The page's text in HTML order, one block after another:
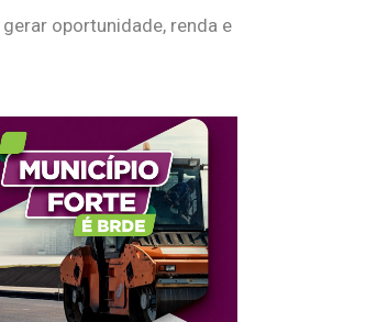
oportunidade, renda e